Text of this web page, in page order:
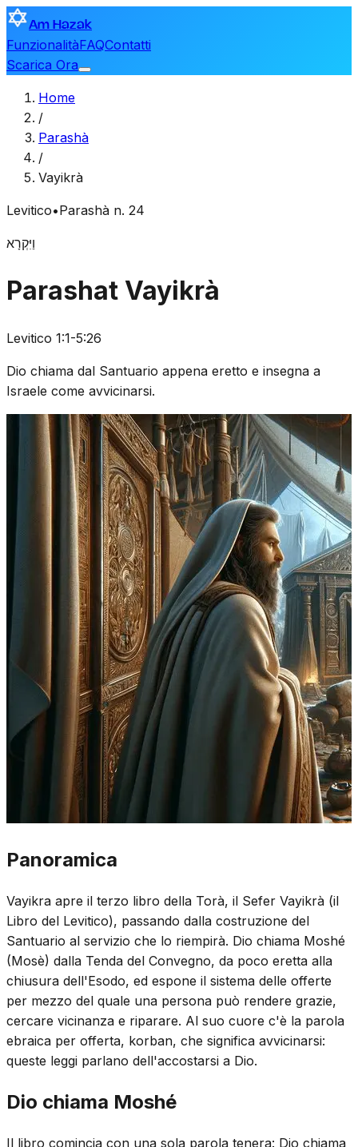
Am Hazak
FunzionalitàFAQContatti
Scarica Ora
Home
/
Parashà
/
Vayikrà
Levitico•Parashà n. 24
וַיִּקְרָא
Parashat Vayikrà
Levitico 1:1-5:26
Dio chiama dal Santuario appena eretto e insegna a
Israele come avvicinarsi.
Panoramica
Vayikra apre il terzo libro della Torà, il Sefer Vayikrà (il
Libro del Levitico), passando dalla costruzione del
Santuario al servizio che lo riempirà. Dio chiama Moshé
(Mosè) dalla Tenda del Convegno, da poco eretta alla
chiusura dell'Esodo, ed espone il sistema delle offerte
per mezzo del quale una persona può rendere grazie,
cercare vicinanza e riparare. Al suo cuore c'è la parola
ebraica per offerta, korban, che significa avvicinarsi:
queste leggi parlano dell'accostarsi a Dio.
Dio chiama Moshé
Il libro comincia con una sola parola tenera: Dio chiama